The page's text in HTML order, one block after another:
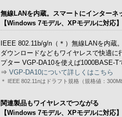
無線LANを内蔵。スマートにインターネ
【Windows 7モデル、XPモデルに対応】
IEEE 802.11b/g/n（＊）無線LANを内
ダウンロードなどもワイヤレスで快適
プター VGP-DA10を使えば1000BASE-T
⇒ VGP-DA10について詳しくはこちら
＊ IEEE 802.11nはドラフト規格（規格値：
関連製品もワイヤレスでつながる
【Windows 7モデル、XPモデルに対応】